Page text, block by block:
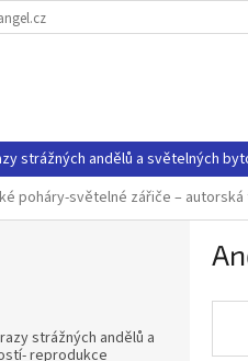
strážných andělů a světelných
poháry-světelné zářiče –
strážných andělů a
reprodukce